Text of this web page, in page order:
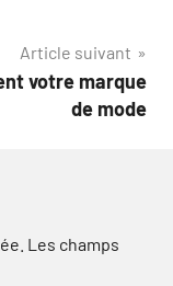
Article suivant
votre marque
de mode
Les champs